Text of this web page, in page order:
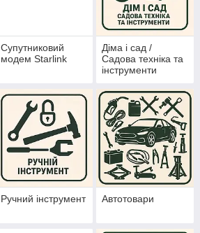
Супутниковий
модем Starlink
Діма і сад /
Садова техніка та
інструменти
Ручний інструмент Автотовари